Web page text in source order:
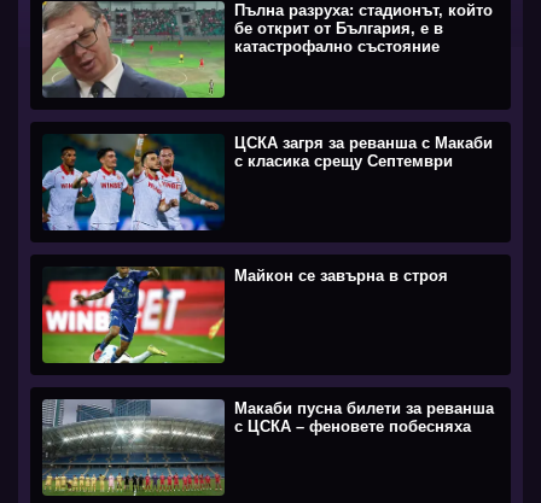
Пълна разруха: стадионът, който
бе открит от България, е в
катастрофално състояние
ЦСКА загря за реванша с Макаби
с класика срещу Септември
Майкон се завърна в строя
Макаби пусна билети за реванша
с ЦСКА – феновете побесняха